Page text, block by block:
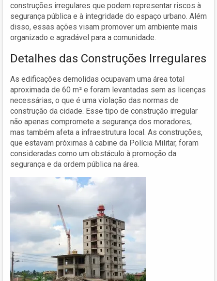
construções irregulares que podem representar riscos à
segurança pública e à integridade do espaço urbano. Além
disso, essas ações visam promover um ambiente mais
organizado e agradável para a comunidade.
Detalhes das Construções Irregulares
As edificações demolidas ocupavam uma área total
aproximada de 60 m² e foram levantadas sem as licenças
necessárias, o que é uma violação das normas de
construção da cidade. Esse tipo de construção irregular
não apenas compromete a segurança dos moradores,
mas também afeta a infraestrutura local. As construções,
que estavam próximas à cabine da Polícia Militar, foram
consideradas como um obstáculo à promoção da
segurança e da ordem pública na área.